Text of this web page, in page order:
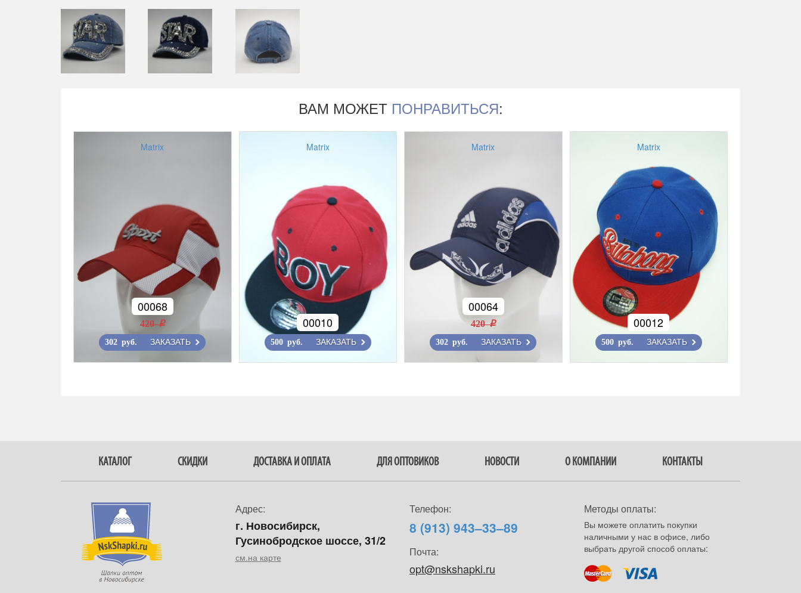
ВАМ МОЖЕТ ПОНРАВИТЬСЯ:
Matrix
00068
420 r
302 руб. ЗАКАЗАТЬ
Matrix
00010
500 руб. ЗАКАЗАТЬ
Matrix
00064
420 r
302 руб. ЗАКАЗАТЬ
Matrix
00012
500 руб. ЗАКАЗАТЬ
КАТАЛОГ СКИДКИ ДОСТАВКА И ОПЛАТА ДЛЯ ОПТОВИКОВ НОВОСТИ О КОМПАНИИ КОНТАКТЫ
Адрес:
г. Новосибирск,
Гусинобродское шоссе, 31/2
см.на карте
Телефон:
8 (913) 943–33–89
Почта:
opt@nskshapki.ru
Методы оплаты:
Вы можете оплатить покупки
наличными у нас в офисе, либо
выбрать другой способ оплаты: